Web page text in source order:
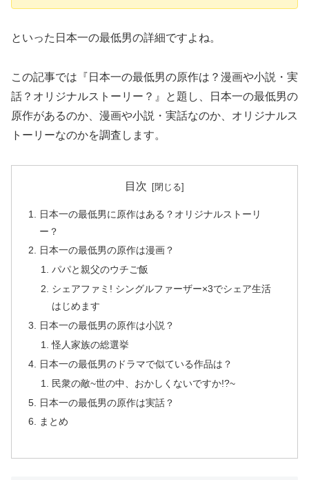
といった日本一の最低男の詳細ですよね。
この記事では『日本一の最低男の原作は？漫画や小説・実
話？オリジナルストーリー？』と題し、日本一の最低男の
原作があるのか、漫画や小説・実話なのか、オリジナルス
トーリーなのかを調査します。
目次
日本一の最低男に原作はある？オリジナルストーリ
ー？
日本一の最低男の原作は漫画？
パパと親父のウチご飯
シェアファミ! シングルファーザー×3でシェア生活
はじめます
日本一の最低男の原作は小説？
怪人家族の総選挙
日本一の最低男のドラマで似ている作品は？
民衆の敵~世の中、おかしくないですか!?~
日本一の最低男の原作は実話？
まとめ